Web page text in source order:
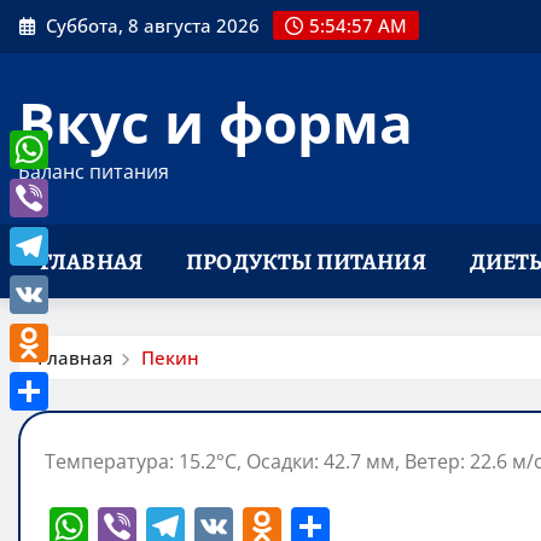
Перейти
к
Суббота, 8 августа 2026 5:54:58 AM
Вкус и форма
Баланс питания
ГЛАВНАЯ ПРОДУКТЫ ПИТАНИЯ
Главная Пекин
Температура: 15.2°C, Осадки: 42.7 мм, Ветер: 22.6 м/
W Vi T V O
WhatsApp
Viber
Telegram
VK
Odnoklassniki
Отправить